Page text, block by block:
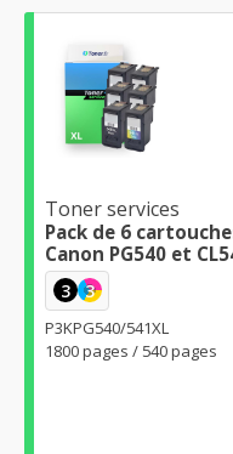
Toner services
Pack de 6
Canon PG540 et
3 3
P3KPG540/541XL
1800 pages / 540 pages